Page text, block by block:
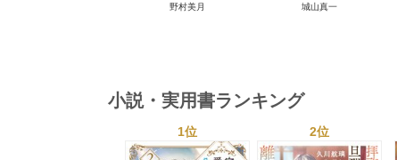
んの夏のおもてなし 1巻
野村美月 城山真一
小説・実用書ランキング
1位 2位